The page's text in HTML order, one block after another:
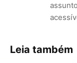
Leia também